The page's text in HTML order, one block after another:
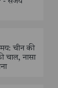
चीन की
चाल, नासा